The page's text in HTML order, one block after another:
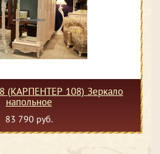
(КАРПЕНТЕР 108) Зеркало
напольное
83 790 руб.